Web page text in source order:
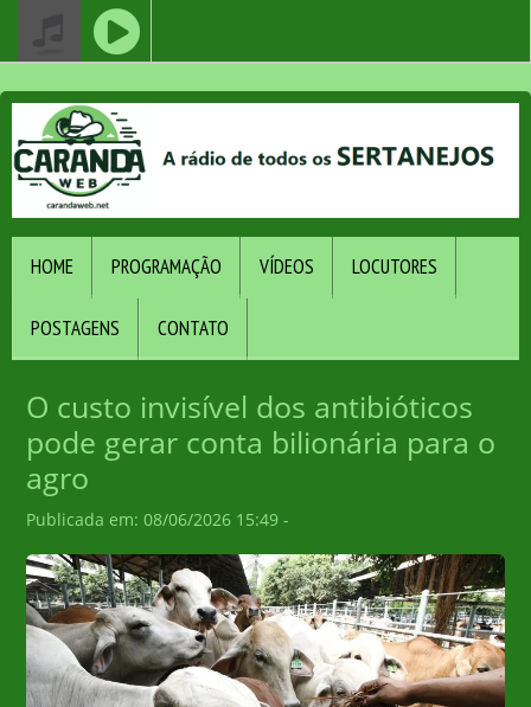
HOME PROGRAMAÇÃO VÍDEOS LOCUTORES
POSTAGENS CONTATO
O custo invisível dos antibióticos
pode gerar conta bilionária para o
agro
Publicada em: 08/06/2026 15:49 -